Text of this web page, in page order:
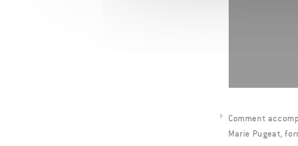
Comment
Marie Pugeat,